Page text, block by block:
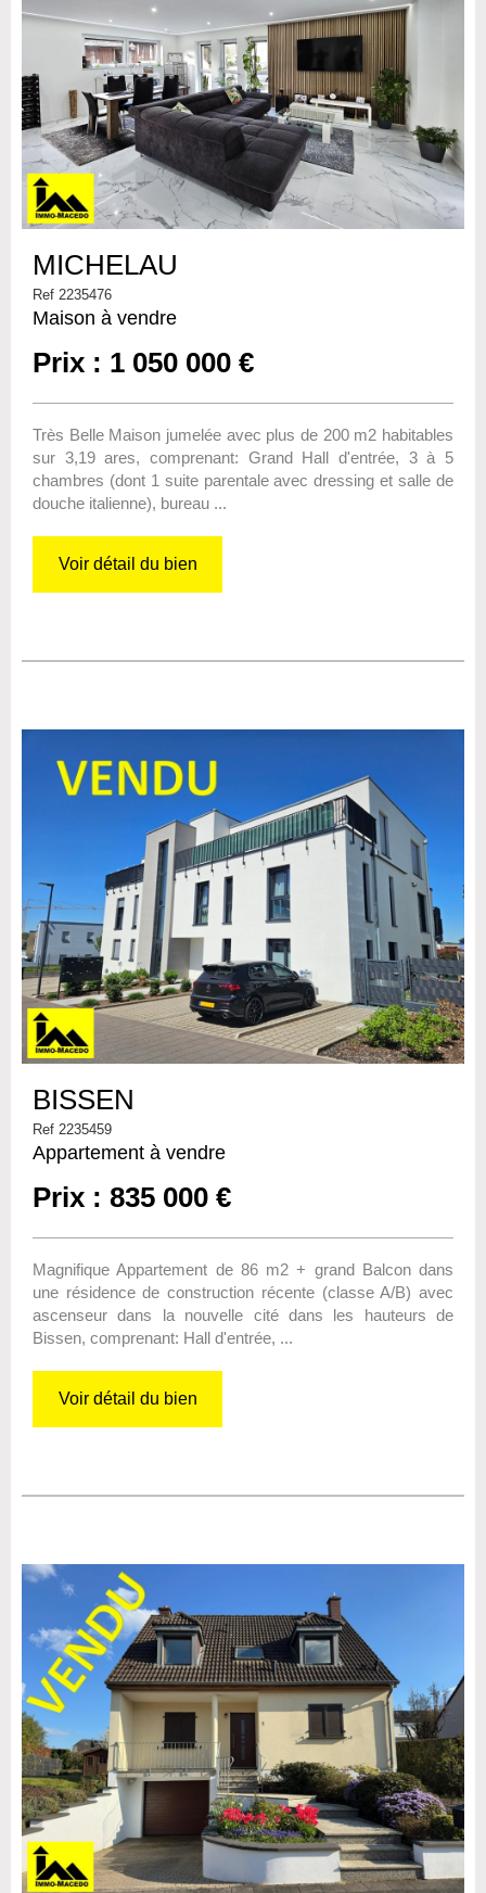
MICHELAU
Ref 2235476
Maison à vendre
Prix : 1 050 000 €
Très Belle Maison jumelée avec plus de 200 m2 habitables
sur 3,19 ares, comprenant: Grand Hall d'entrée, 3 à 5
chambres (dont 1 suite parentale avec dressing et salle de
douche italienne), bureau ...
Voir détail du bien
BISSEN
Ref 2235459
Appartement à vendre
Prix : 835 000 €
Magnifique Appartement de 86 m2 + grand Balcon dans
une résidence de construction récente (classe A/B) avec
ascenseur dans la nouvelle cité dans les hauteurs de
Bissen, comprenant: Hall d'entrée, ...
Voir détail du bien